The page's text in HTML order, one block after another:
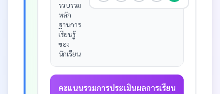
รวบรวม
หลัก
ฐานการ
เรียนรู้
ของ
นักเรียน
คะแนนรวมการประเมินผลการเรียน